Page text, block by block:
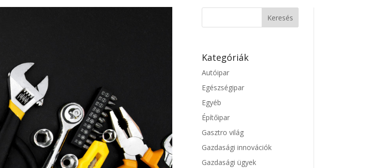
Kategóriák
Autóipar
Egészségipar
Egyéb
Építőipar
Gasztro világ
Gazdasági innovációk
Gazdasági ügyek